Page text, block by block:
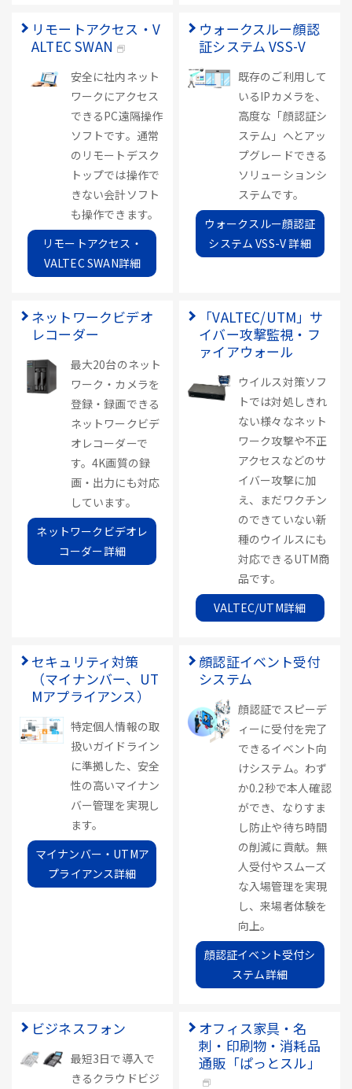
リモートアクセス・V
ALTEC SWAN
安全に社内ネット
ワークにアクセス
できるPC遠隔操作
ソフトです。通常
のリモートデスク
トップでは操作で
きない会計ソフト
も操作できます。
リモートアクセス・
VALTEC SWAN詳細
ウォークスルー顔認
証システム VSS-V
既存のご利用して
いるIPカメラを、
高度な「顔認証シ
ステム」へとアッ
プグレードできる
ソリューションシ
ステムです。
ウォークスルー顔認証
システム VSS-V 詳細
ネットワークビデオ
レコーダー
最大20台のネット
ワーク・カメラを
登録・録画できる
ネットワークビデ
オレコーダーで
す。4K画質の録
画・出力にも対応
しています。
ネットワークビデオレ
コーダー詳細
「VALTEC/UTM」サ
イバー攻撃監視・フ
ァイアウォール
ウイルス対策ソフ
トでは対処しきれ
ない様々なネット
ワーク攻撃や不正
アクセスなどのサ
イバー攻撃に加
え、まだワクチン
のできていない新
種のウイルスにも
対応できるUTM商
品です。
VALTEC/UTM詳細
セキュリティ対策
（マイナンバー、UT
Mアプライアンス）
特定個人情報の取
扱いガイドライン
に準拠した、安全
性の高いマイナン
バー管理を実現し
ます。
マイナンバー・UTMア
プライアンス詳細
顔認証イベント受付
システム
顔認証でスピーデ
ィーに受付を完了
できるイベント向
けシステム。わず
か0.2秒で本人確認
ができ、なりすま
し防止や待ち時間
の削減に貢献。無
人受付やスムーズ
な入場管理を実現
し、来場者体験を
向上。
顔認証イベント受付シ
ステム詳細
ビジネスフォン
最短3日で導入で
きるクラウドビジ
オフィス家具・名
刺・印刷物・消耗品
通販「ぱっとスル」